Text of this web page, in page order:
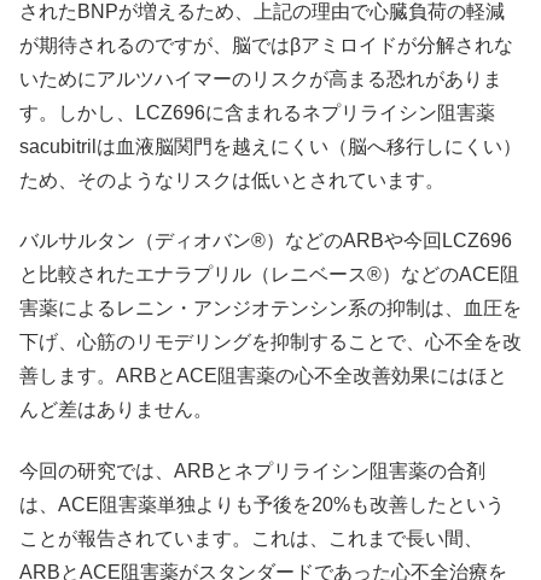
されたBNPが増えるため、上記の理由で心臓負荷の軽減
が期待されるのですが、脳ではβアミロイドが分解されな
いためにアルツハイマーのリスクが高まる恐れがありま
す。しかし、LCZ696に含まれるネプリライシン阻害薬
sacubitrilは血液脳関門を越えにくい（脳へ移行しにくい）
ため、そのようなリスクは低いとされています。
バルサルタン（ディオバン®）などのARBや今回LCZ696
と比較されたエナラプリル（レニベース®）などのACE阻
害薬によるレニン・アンジオテンシン系の抑制は、血圧を
下げ、心筋のリモデリングを抑制することで、心不全を改
善します。ARBとACE阻害薬の心不全改善効果にはほと
んど差はありません。
今回の研究では、ARBとネプリライシン阻害薬の合剤
は、ACE阻害薬単独よりも予後を20%も改善したという
ことが報告されています。これは、これまで長い間、
ARBとACE阻害薬がスタンダードであった心不全治療を